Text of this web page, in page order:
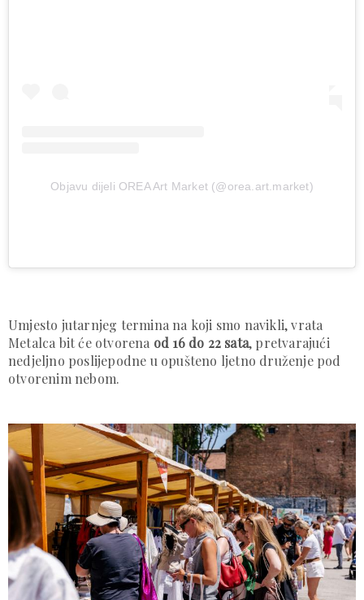
Objavu dijeli OREA Art Market (@orea.art.market)
Umjesto jutarnjeg termina na koji smo navikli, vrata
Metalca bit će otvorena od 16 do 22 sata, pretvarajući
nedjeljno poslijepodne u opušteno ljetno druženje pod
otvorenim nebom.